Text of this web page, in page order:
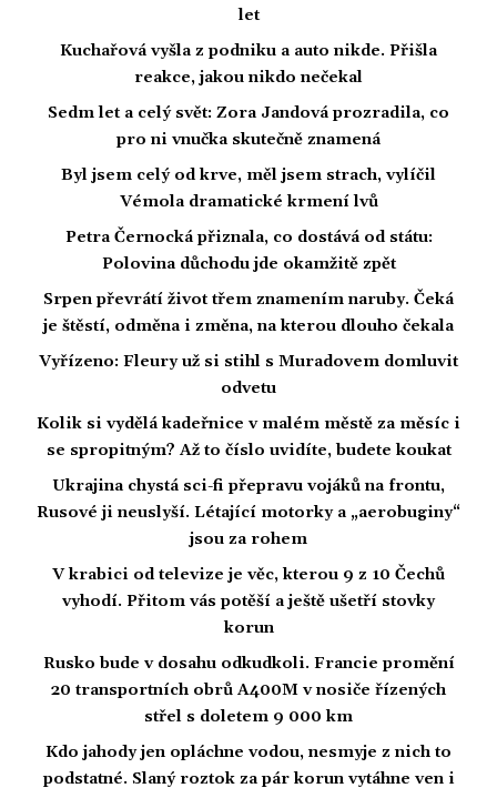
let
Kuchařová vyšla z podniku a auto nikde. Přišla
reakce, jakou nikdo nečekal
Sedm let a celý svět: Zora Jandová prozradila, co
pro ni vnučka skutečně znamená
Byl jsem celý od krve, měl jsem strach, vylíčil
Vémola dramatické krmení lvů
Petra Černocká přiznala, co dostává od státu:
Polovina důchodu jde okamžitě zpět
Srpen převrátí život třem znamením naruby. Čeká
je štěstí, odměna i změna, na kterou dlouho čekala
Vyřízeno: Fleury už si stihl s Muradovem domluvit
odvetu
Kolik si vydělá kadeřnice v malém městě za měsíc i
se spropitným? Až to číslo uvidíte, budete koukat
Ukrajina chystá sci-fi přepravu vojáků na frontu,
Rusové ji neuslyší. Létající motorky a „aerobuginy“
jsou za rohem
V krabici od televize je věc, kterou 9 z 10 Čechů
vyhodí. Přitom vás potěší a ještě ušetří stovky
korun
Rusko bude v dosahu odkudkoli. Francie promění
20 transportních obrů A400M v nosiče řízených
střel s doletem 9 000 km
Kdo jahody jen opláchne vodou, nesmyje z nich to
podstatné. Slaný roztok za pár korun vytáhne ven i